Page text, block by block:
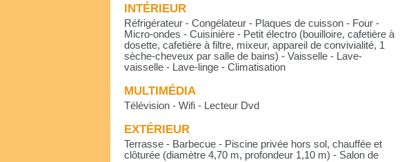
INTÉRIEUR
Réfrigérateur - Congélateur - Plaques de cuisson - Four -
Micro-ondes - Cuisinière - Petit électro (bouilloire, cafetière à
dosette, cafetière à filtre, mixeur, appareil de convivialité, 1
sèche-cheveux par salle de bains) - Vaisselle - Lave-
vaisselle - Lave-linge - Climatisation
MULTIMÉDIA
Télévision - Wifi - Lecteur Dvd
EXTÉRIEUR
Terrasse - Barbecue - Piscine privée hors sol, chauffée et
clôturée (diamètre 4,70 m, profondeur 1,10 m) - Salon de